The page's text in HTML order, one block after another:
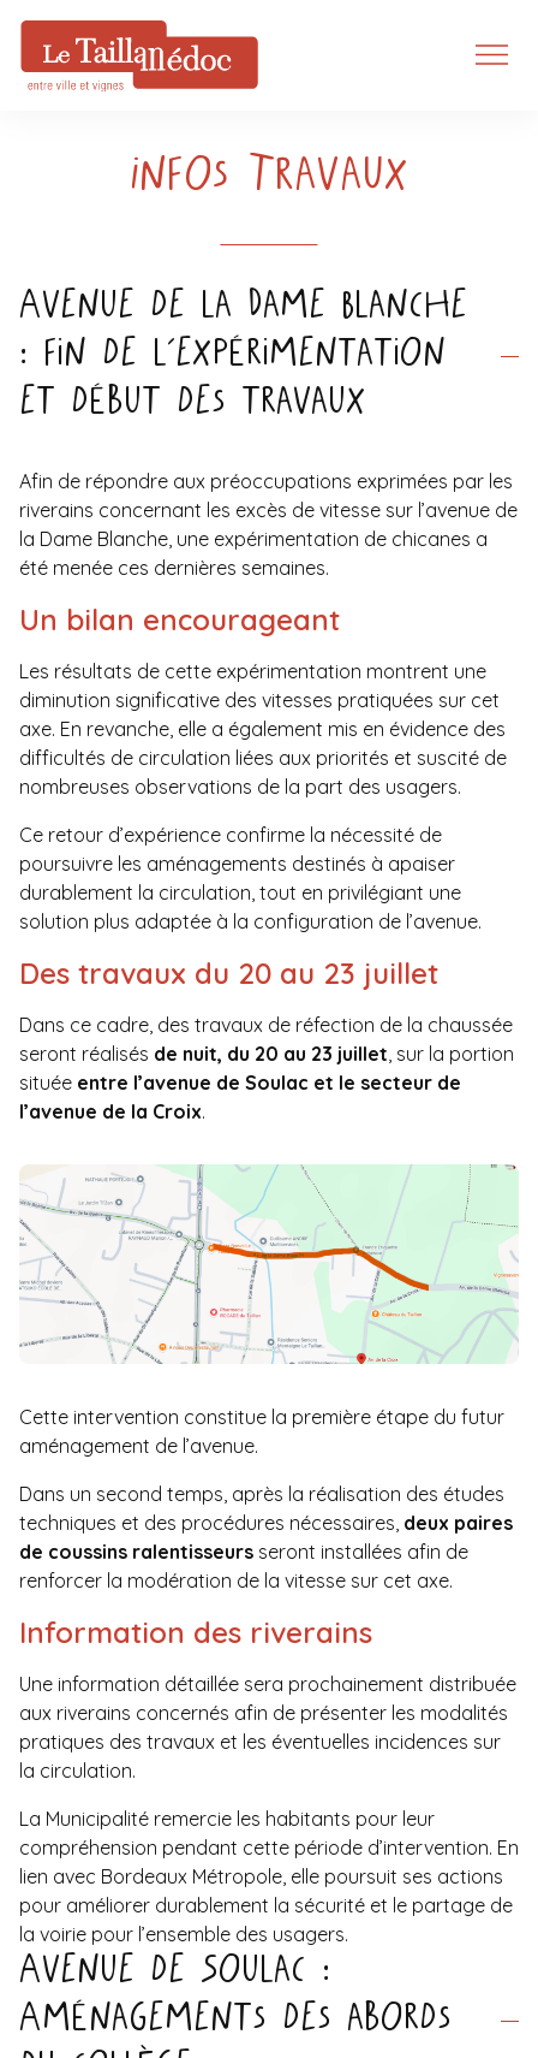
Infos Travaux
Avenue de la Dame Blanche
: fin de l’expérimentation
et début des travaux
Afin de répondre aux préoccupations exprimées par les
riverains concernant les excès de vitesse sur l’avenue de
la Dame Blanche, une expérimentation de chicanes a
été menée ces dernières semaines.
Un bilan encourageant
Les résultats de cette expérimentation montrent une
diminution significative des vitesses pratiquées sur cet
axe. En revanche, elle a également mis en évidence des
difficultés de circulation liées aux priorités et suscité de
nombreuses observations de la part des usagers.
Ce retour d’expérience confirme la nécessité de
poursuivre les aménagements destinés à apaiser
durablement la circulation, tout en privilégiant une
solution plus adaptée à la configuration de l’avenue.
Des travaux du 20 au 23 juillet
Dans ce cadre, des travaux de réfection de la chaussée
seront réalisés de nuit, du 20 au 23 juillet, sur la portion
située entre l’avenue de Soulac et le secteur de
l’avenue de la Croix.
Cette intervention constitue la première étape du futur
aménagement de l’avenue.
Dans un second temps, après la réalisation des études
techniques et des procédures nécessaires, deux paires
de coussins ralentisseurs seront installées afin de
renforcer la modération de la vitesse sur cet axe.
Information des riverains
Une information détaillée sera prochainement distribuée
aux riverains concernés afin de présenter les modalités
pratiques des travaux et les éventuelles incidences sur
la circulation.
La Municipalité remercie les habitants pour leur
compréhension pendant cette période d’intervention. En
lien avec Bordeaux Métropole, elle poursuit ses actions
pour améliorer durablement la sécurité et le partage de
la voirie pour l’ensemble des usagers.
Avenue de Soulac :
Aménagements des abords